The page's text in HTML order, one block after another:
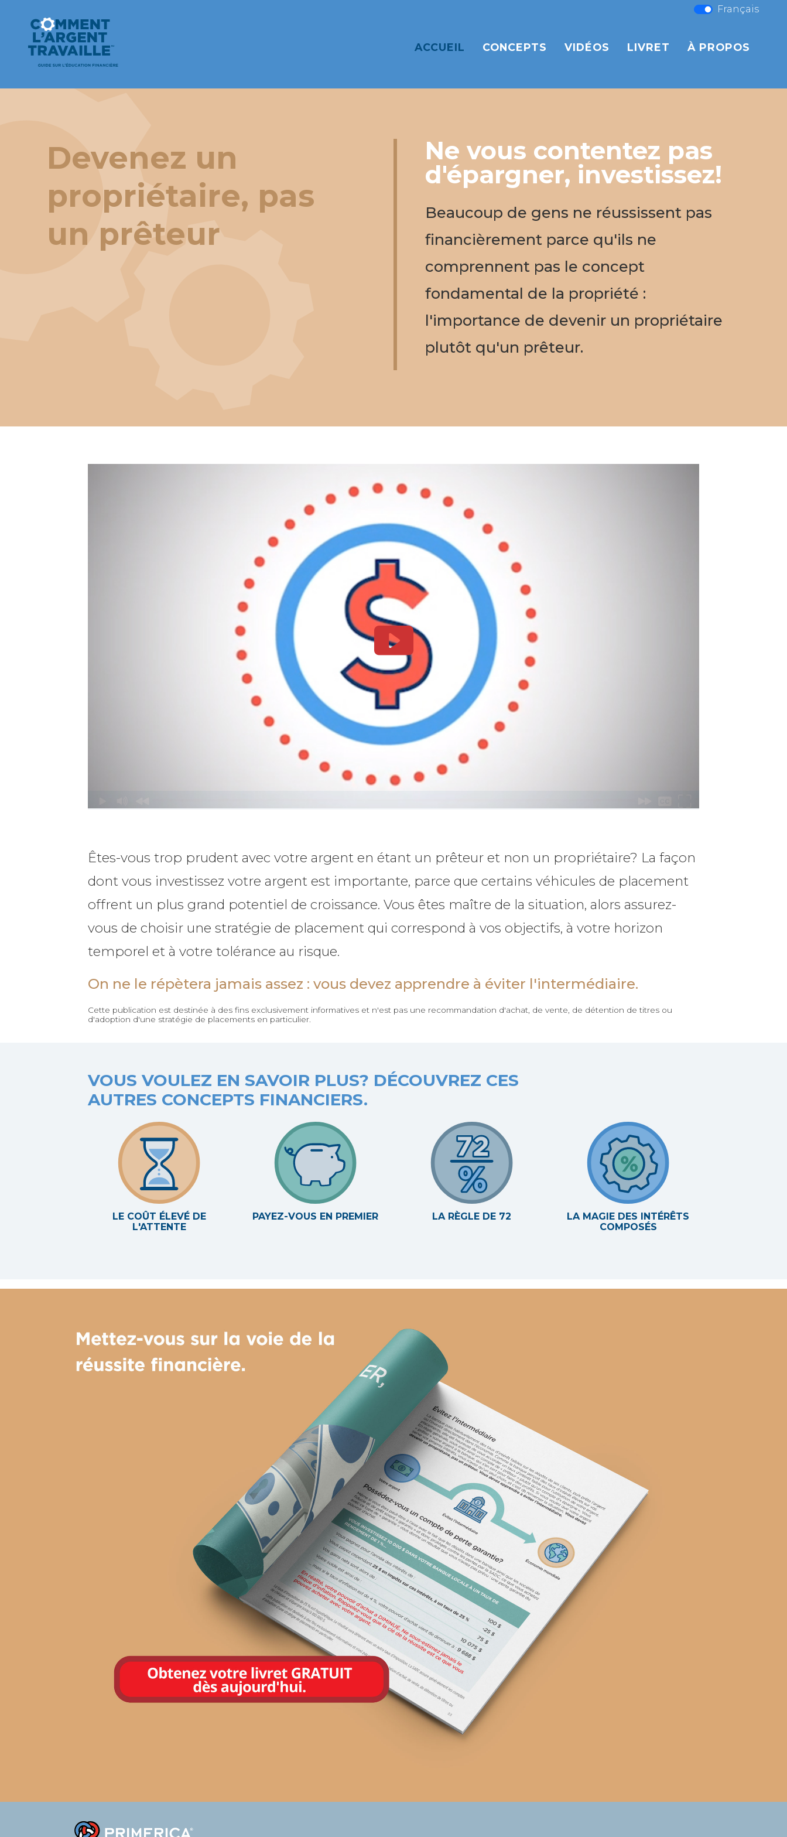
Français
ACCUEIL CONCEPTS VIDÉOS LIVRET À PROPOS
Devenez un
propriétaire, pas
un prêteur
Ne vous contentez pas
d'épargner, investissez!
Beaucoup de gens ne réussissent pas
financièrement parce qu'ils ne
comprennent pas le concept
fondamental de la propriété :
l'importance de devenir un propriétaire
plutôt qu'un prêteur.
Êtes-vous trop prudent avec votre argent en étant un prêteur et non un propriétaire? La façon
dont vous investissez votre argent est importante, parce que certains véhicules de placement
offrent un plus grand potentiel de croissance. Vous êtes maître de la situation, alors assurez-
vous de choisir une stratégie de placement qui correspond à vos objectifs, à votre horizon
temporel et à votre tolérance au risque.
On ne le répètera jamais assez : vous devez apprendre à éviter l'intermédiaire.
Cette publication est destinée à des fins exclusivement informatives et n'est pas une recommandation d'achat, de vente, de détention de titres ou
d'adoption d'une stratégie de placements en particulier.
VOUS VOULEZ EN SAVOIR PLUS? DÉCOUVREZ CES
AUTRES CONCEPTS FINANCIERS.
LE COÛT ÉLEVÉ DE
L'ATTENTE
PAYEZ-VOUS EN PREMIER LA RÈGLE DE 72
LA MAGIE DES INTÉRÊTS
COMPOSÉS